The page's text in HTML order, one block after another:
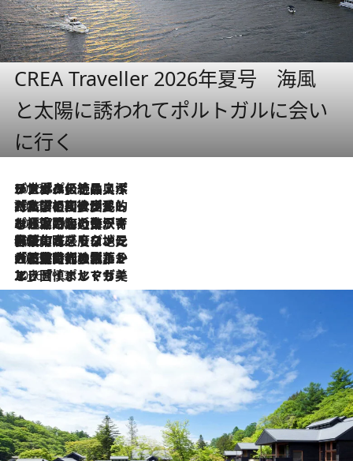
CREA Traveller 2026年夏号 海風
と太陽に誘われてポルトガルに会い
に行く
2026.8.8
リスボンの絶品スイーツ「パステル・デ・ナタ」とは？ポルトガル伝統の奥深い世界へ
2026.7.27
「私の祖国はポルトガル語です」国民的詩人フェルナンド・ペソアと、彼が愛した文学の街を歩く
2026.7.26
ポルトガル近海が育む極上の海の幸。キリリと冷えた白ワインと愉しむ、シーフード専門店の贅沢
2026.7.22
伝統の味をモダンに昇華。高感度な地元客が集う、リスボンの最旬ガストロノミー
2026.7.21
大航海時代の栄華から、震災、独裁、そして革命へ。ポルトガル・首都リスボンの石畳に刻まれた「歴史の光と影」
2026.7.13
エッセイ・ヤマザキマリ「慎ましくも美しき国 ポルトガル」